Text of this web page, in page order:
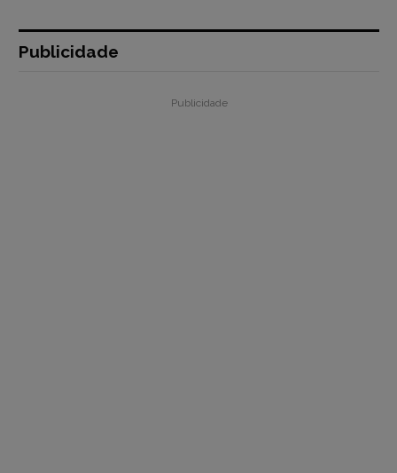
Publicidade
Publicidade